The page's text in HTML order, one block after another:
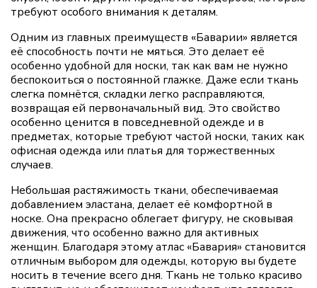
требуют особого внимания к деталям.
Одним из главных преимуществ «Баварии» является
её способность почти не мяться. Это делает её
особенно удобной для носки, так как вам не нужно
беспокоиться о постоянной глажке. Даже если ткань
слегка помнётся, складки легко расправляются,
возвращая ей первоначальный вид. Это свойство
особенно ценится в повседневной одежде и в
предметах, которые требуют частой носки, таких как
офисная одежда или платья для торжественных
случаев.
Небольшая растяжимость ткани, обеспечиваемая
добавлением эластана, делает её комфортной в
носке. Она прекрасно облегает фигуру, не сковывая
движения, что особенно важно для активных
женщин. Благодаря этому атлас «Бавария» становится
отличным выбором для одежды, которую вы будете
носить в течение всего дня. Ткань не только красиво